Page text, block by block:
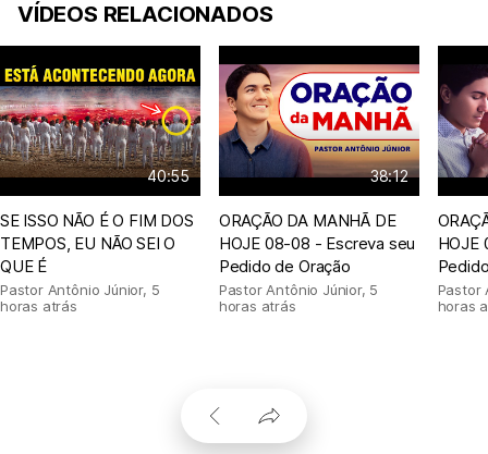
VÍDEOS RELACIONADOS
40:55
SE ISSO NÃO É O FIM DOS
TEMPOS, EU NÃO SEI O
QUE É
Pastor Antônio Júnior, 5
horas atrás
38:12
ORAÇÃO DA MANHÃ DE
HOJE 08-08 - Escreva seu
Pedido de Oração
Pastor Antônio Júnior, 5
horas atrás
HOJE
Pastor
horas